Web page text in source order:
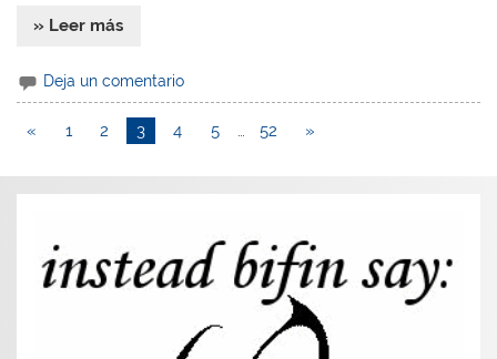
» Leer más
Deja un comentario
« 1 2 3 4 5 … 52 »